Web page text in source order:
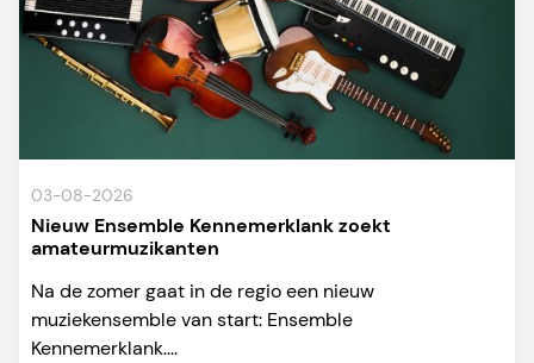
03-08-2026
Nieuw Ensemble Kennemerklank zoekt
amateurmuzikanten
Na de zomer gaat in de regio een nieuw
muziekensemble van start: Ensemble
Kennemerklank....